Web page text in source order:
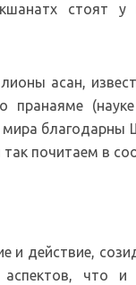
стоят
асан,
пранаяме
почитаем в
действие,
что и